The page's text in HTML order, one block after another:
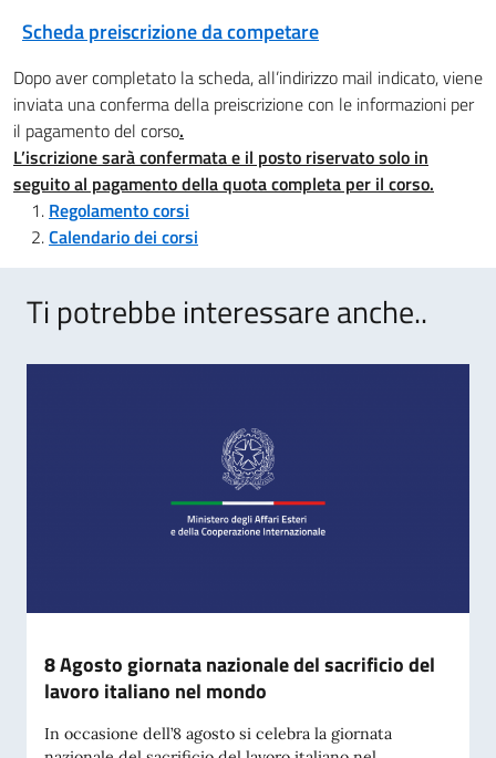
Scheda preiscrizione da competare
Dopo aver completato la scheda, all’indirizzo mail indicato, viene
inviata una conferma della preiscrizione con le informazioni per
il pagamento del corso.
L’iscrizione sarà confermata e il posto riservato solo in
seguito al pagamento della quota completa per il corso.
Regolamento corsi
Calendario dei corsi
Ti potrebbe interessare anche..
8 Agosto giornata nazionale del sacrificio del
lavoro italiano nel mondo
In occasione dell’8 agosto si celebra la giornata